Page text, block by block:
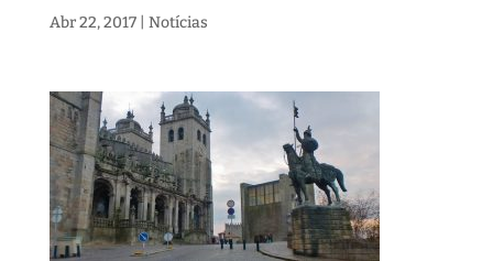
Abr 22, 2017| Notícias